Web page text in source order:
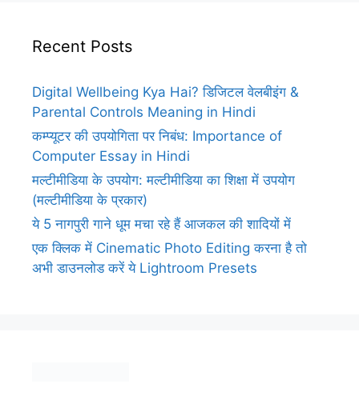
Recent Posts
Digital Wellbeing Kya Hai? डिजिटल वेलबीइंग &
Parental Controls Meaning in Hindi
कम्प्यूटर की उपयोगिता पर निबंध: Importance of
Computer Essay in Hindi
मल्टीमीडिया के उपयोग: मल्टीमीडिया का शिक्षा में उपयोग
(मल्टीमीडिया के प्रकार)
ये 5 नागपुरी गाने धूम मचा रहे हैं आजकल की शादियों में
एक क्लिक में Cinematic Photo Editing करना है तो
अभी डाउनलोड करें ये Lightroom Presets